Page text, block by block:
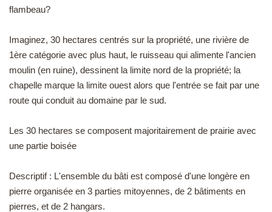
flambeau?
Imaginez, 30 hectares centrés sur la propriété, une rivière de
1ère catégorie avec plus haut, le ruisseau qui alimente l'ancien
moulin (en ruine), dessinent la limite nord de la propriété; la
chapelle marque la limite ouest alors que l'entrée se fait par une
route qui conduit au domaine par le sud.
Les 30 hectares se composent majoritairement de prairie avec
une partie boisée
Descriptif : L'ensemble du bâti est composé d'une longère en
pierre organisée en 3 parties mitoyennes, de 2 bâtiments en
pierres, et de 2 hangars.